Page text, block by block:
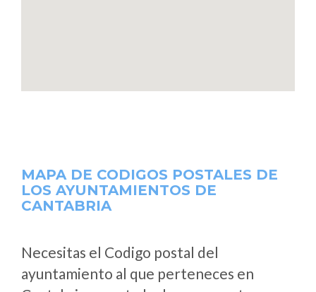
MAPA DE CODIGOS POSTALES DE
LOS AYUNTAMIENTOS DE
CANTABRIA
Necesitas el Codigo postal del
ayuntamiento al que perteneces en